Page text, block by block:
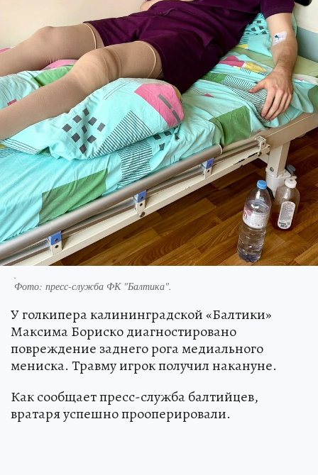
.
Фото: пресс-служба ФК "Балтика".
У голкипера калининградской «Балтики»
Максима Бориско диагностировано
повреждение заднего рога медиального
мениска. Травму игрок получил накануне.
Как сообщает пресс-служба балтийцев,
вратаря успешно прооперировали.